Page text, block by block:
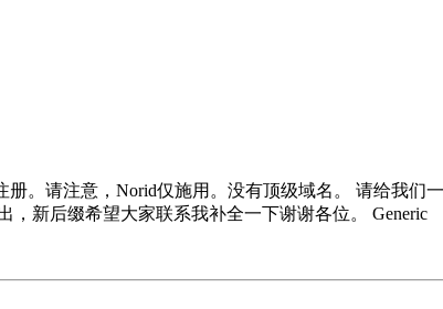
。请注意，Norid仅施用。没有顶级域名。 请给我们
新后缀希望大家联系我补全一下谢谢各位。 Generic